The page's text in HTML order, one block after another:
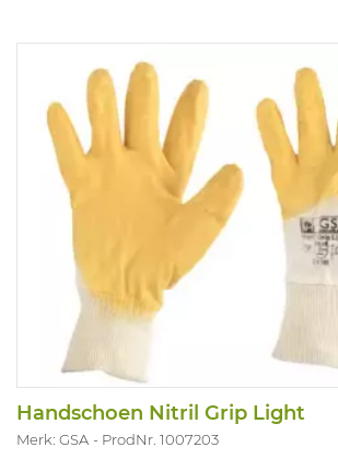
Handschoen Nitril Grip Light
Merk: GSA ProdNr. 1007203